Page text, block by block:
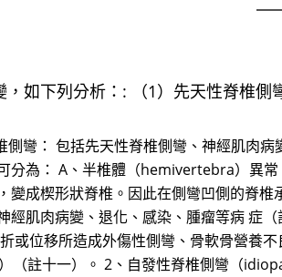
，如下列分析：: （1）先天性脊椎側
側彎： 包括先天性脊椎側彎、神經肌肉
分為： A、半椎體（hemivertebra）異
變成楔形狀脊椎。因此在側彎凹側的脊
經肌肉病變、退化、感染、腫瘤等病 症
或位移所造成外傷性側彎、骨軟骨營
（註十一）。 2、自發性脊椎側彎（